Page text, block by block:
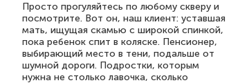
Просто прогуляйтесь по любому скверу и
посмотрите. Вот он, наш клиент: уставшая
мать, ищущая скамью с широкой спинкой,
пока ребенок спит в коляске. Пенсионер,
выбирающий место в тени, подальше от
шумной дороги. Подростки, которым
нужна не столько лавочка, сколько